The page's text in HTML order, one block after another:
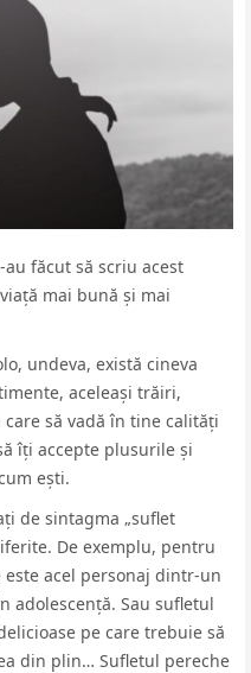
făcut să scriu acest
mai bună și mai
undeva, există cineva
aceleași trăiri,
să vadă în tine calități
îți accepte plusurile și
ești.
de sintagma „suflet
De exemplu, pentru
acel personaj dintr-un
adolescență. Sau sufletul
pe care trebuie să
din plin… Sufletul pereche